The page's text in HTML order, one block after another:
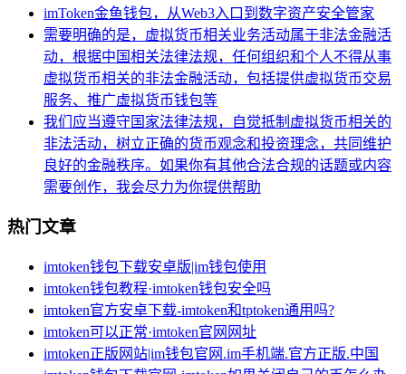
imToken金鱼钱包，从Web3入口到数字资产安全管家
需要明确的是，虚拟货币相关业务活动属于非法金融活
动，根据中国相关法律法规，任何组织和个人不得从事
虚拟货币相关的非法金融活动，包括提供虚拟货币交易
服务、推广虚拟货币钱包等
我们应当遵守国家法律法规，自觉抵制虚拟货币相关的
非法活动，树立正确的货币观念和投资理念，共同维护
良好的金融秩序。如果你有其他合法合规的话题或内容
需要创作，我会尽力为你提供帮助
热门文章
imtoken钱包下载安卓版|im钱包使用
imtoken钱包教程·imtoken钱包安全吗
imtoken官方安卓下载-imtoken和tptoken通用吗?
imtoken可以正常·imtoken官网网址
imtoken正版网站|im钱包官网.im手机端.官方正版.中国